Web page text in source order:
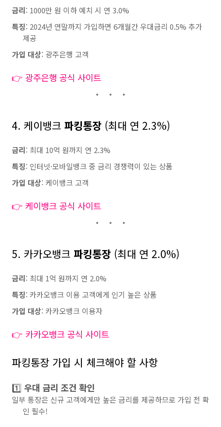
금리: 1000만 원 이하 예치 시 연 3.0%
특징: 2024년 연말까지 가입하면 6개월간 우대금리 0.5% 추가
제공
가입 대상: 광주은행 고객
👉 광주은행 공식 사이트
4. 케이뱅크 파킹통장 (최대 연 2.3%)
금리: 최대 10억 원까지 연 2.3%
특징: 인터넷·모바일뱅크 중 금리 경쟁력이 있는 상품
가입 대상: 케이뱅크 고객
👉 케이뱅크 공식 사이트
5. 카카오뱅크 파킹통장 (최대 연 2.0%)
금리: 최대 1억 원까지 연 2.0%
특징: 카카오뱅크 이용 고객에게 인기 높은 상품
가입 대상: 카카오뱅크 이용자
👉 카카오뱅크 공식 사이트
파킹통장 가입 시 체크해야 할 사항
1️⃣ 우대 금리 조건 확인
일부 통장은 신규 고객에게만 높은 금리를 제공하므로 가입 전 확
인 필수!